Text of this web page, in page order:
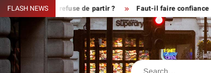
Skip
to
content
FLASH NEWS
le fermier refuse de partir ? Faut-il faire confiance à
Search